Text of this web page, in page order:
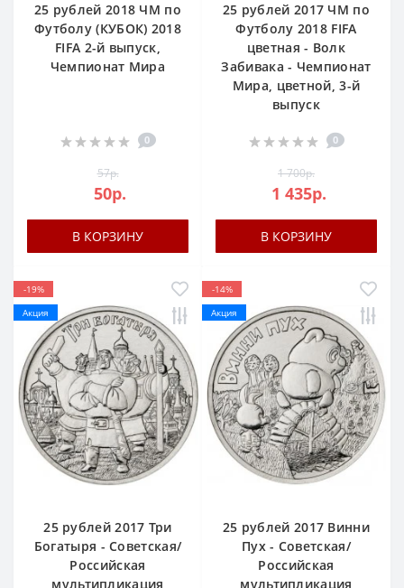
25 рублей 2018 ЧМ по
Футболу (КУБОК) 2018
FIFA 2-й выпуск,
Чемпионат Мира
0
57р.
50р.
В КОРЗИНУ
25 рублей 2017 ЧМ по
Футболу 2018 FIFA
цветная - Волк
Забивака - Чемпионат
Мира, цветной, 3-й
выпуск
0
1 700р.
1 435р.
В КОРЗИНУ
-19%
Акция
25 рублей 2017 Три
Богатыря - Советская/
Российская
мультипликация
-14%
Акция
25 рублей 2017 Винни
Пух - Советская/
Российская
мультипликация